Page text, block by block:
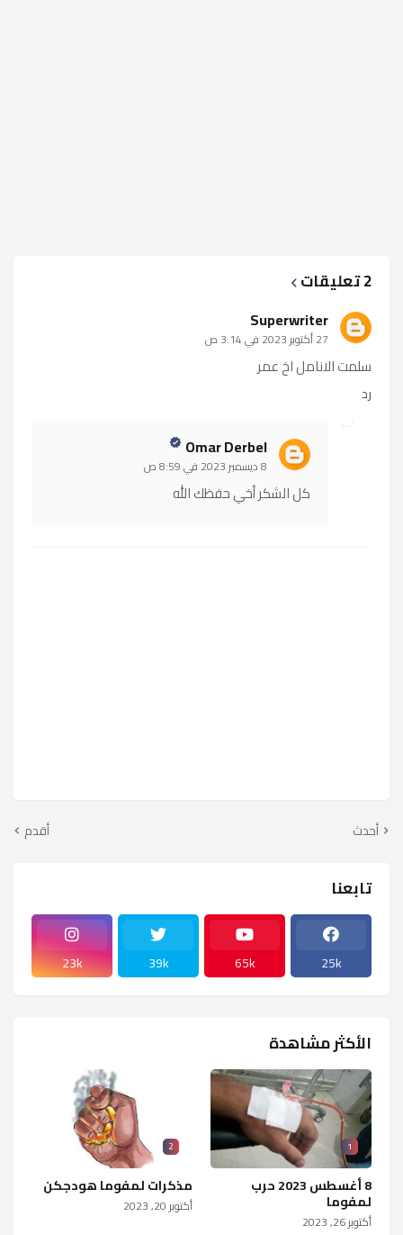
2 تعليقات
Superwriter
27 أكتوبر 2023 في 3:14 ص
سلمت الانامل اخ عمر
رد
Omar Derbel
8 ديسمبر 2023 في 8:59 ص
كل الشكر أخي حفظك الله
أحدث أقدم
تابعنا
25k
65k
39k
23k
الأكثر مشاهدة
1
8 أغسطس 2023 حرب
لمفوما
أكتوبر 26, 2023
2
مذكرات لمفوما هودجكن
أكتوبر 20, 2023